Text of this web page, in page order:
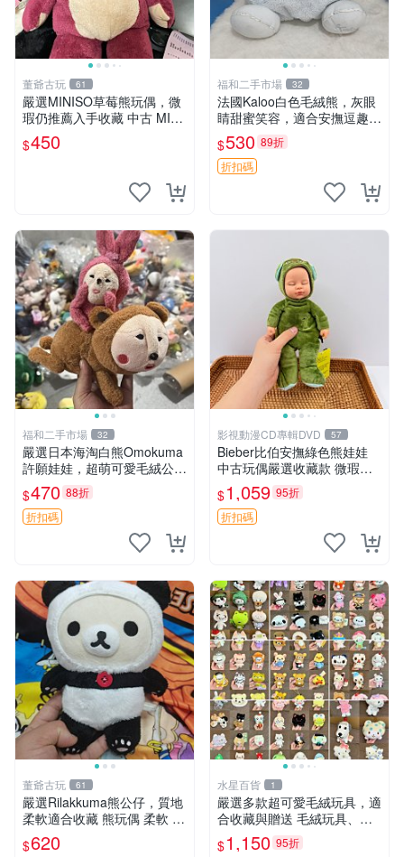
董爺古玩 61
嚴選MINISO草莓熊玩偶，微
瑕仍推薦入手收藏 中古 MINI
SO 草莓熊 玩具 收藏
$450
福和二手市場 32
法國Kaloo白色毛絨熊，灰眼
睛甜蜜笑容，適合安撫逗趣可
愛，柔軟面料手感佳。14 白
色安撫熊 毛絨玩具 寶寶逗樂
具
$530 89折
折扣碼
福和二手市場 32
嚴選日本海淘白熊Omokuma
許願娃娃，超萌可愛毛絨公仔
推薦收藏 白熊 Omokuma 毛
絨玩具 偽裝娃娃 玩具擺飾
$470 88折
折扣碼
影視動漫CD專輯DVD 57
Bieber比伯安撫綠色熊娃娃
中古玩偶嚴選收藏款 微瑕輕
度使用 Bieber綠熊娃娃 中古
玩偶 微瑕
$1,059 95折
折扣碼
董爺古玩 61
嚴選Rilakkuma熊公仔，質地
柔軟適合收藏 熊玩偶 柔軟 公
仔 收藏
$620
水星百貨 1
嚴選多款超可愛毛絨玩具，適
合收藏與贈送 毛絨玩具、抱
枕、公仔
$1,150 95折